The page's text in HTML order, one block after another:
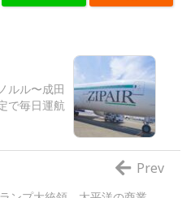
ルル〜成田
で毎日運航
Prev